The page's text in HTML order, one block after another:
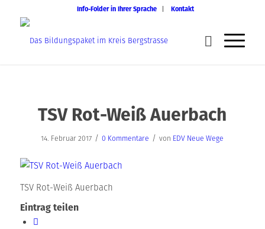
Info-Folder in Ihrer Sprache Kontakt
TSV Rot-Weiß Auerbach
14. Februar 2017 / 0 Kommentare / von EDV Neue Wege
TSV Rot-Weiß Auerbach
Eintrag teilen